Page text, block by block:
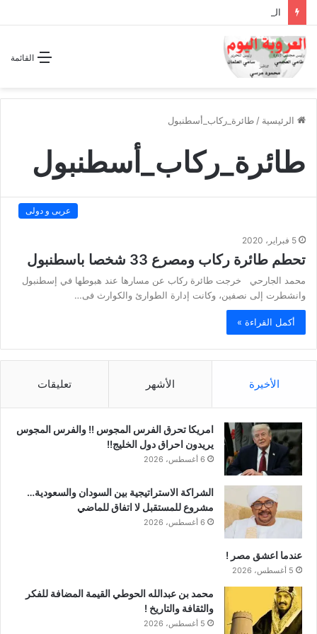
القائمة
الرئيسية / طائرة_ركاب_أسطنبول
طائرة_ركاب_أسطنبول
عربى و دولى
5 فبراير، 2020
تحطم طائرة ركاب ومصرع 33 شخصا باسطنبول
محمد الجارحي خرجت طائرة ركاب عن مسارها عند هبوطها في إسطنبول
وانشطرت إلى نصفين، وكانت إدارة الطوارئ والكوارث فى…
أكمل القراءة »
الأخيرة الأشهر تعليقات
امريكا تحرق الفرس المجوس !! والفرس المجوس
يريدون احراق دول الخليج!!
6 أغسطس، 2026
الشراكة الاستراتيجية بين السودان والسعودية…
مشروع للمستقبل لا اتفاق للماضي
6 أغسطس، 2026
عندما اعشق مصر !
5 أغسطس، 2026
محمد بن عبدالله الحوطي القيمة المضافة للفكر
والثقافة والتاريخ !
5 أغسطس، 2026